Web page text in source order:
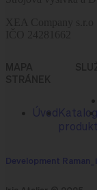
Úvod
Katalog
Development Raman_i